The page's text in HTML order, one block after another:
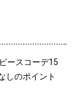
ースコーデ15
しのポイント